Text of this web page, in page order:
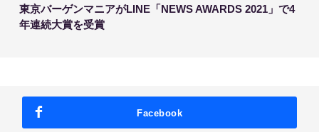
東京バーゲンマニアがLINE「NEWS AWARDS 2021」で4
年連続大賞を受賞
Facebook